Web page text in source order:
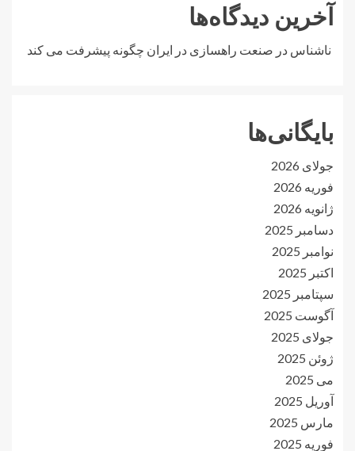
آخرین دیدگاه‌ها
ناشناس در صنعت راهسازی در ایران چگونه پیشرفت می کند
بایگانی‌ها
جولای 2026
فوریه 2026
ژانویه 2026
دسامبر 2025
نوامبر 2025
اکتبر 2025
سپتامبر 2025
آگوست 2025
جولای 2025
ژوئن 2025
می 2025
آوریل 2025
مارس 2025
فوریه 2025